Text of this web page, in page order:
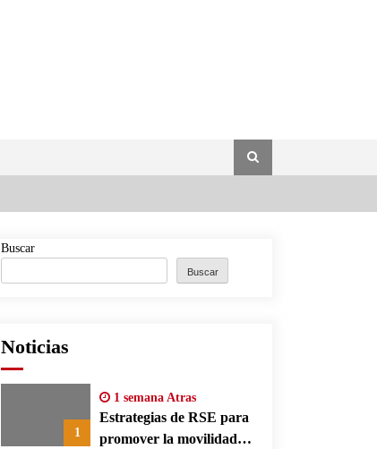
Buscar
Buscar
Noticias
1
1 semana Atras
Estrategias de RSE para
promover la movilidad